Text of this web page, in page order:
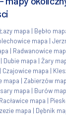
mapa | Bębło
mapa |
| Radwanowice
| Dubie mapa | Żary
| Czajowice mapa |
mapa | Zabierzów
mapa | Burów
Racławice mapa |
mapa | Dębnik